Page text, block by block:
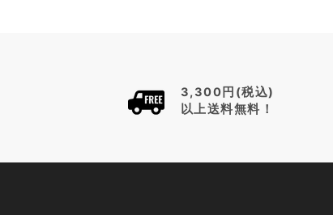
3,300円(税込)
以上送料無料！